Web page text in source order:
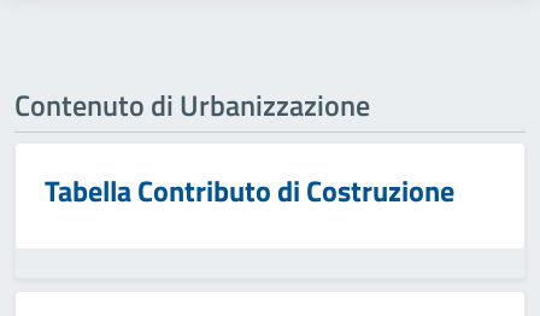
Contenuto di Urbanizzazione
Tabella Contributo di Costruzione